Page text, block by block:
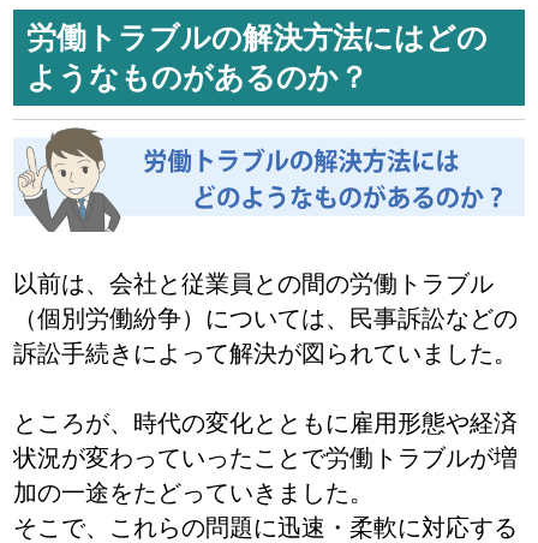
労働トラブルの解決方法にはどの
ようなものがあるのか？
以前は、会社と従業員との間の労働トラブル
（個別労働紛争）については、民事訴訟などの
訴訟手続きによって解決が図られていました。
ところが、時代の変化とともに雇用形態や経済
状況が変わっていったことで労働トラブルが増
加の一途をたどっていきました。
そこで、これらの問題に迅速・柔軟に対応する